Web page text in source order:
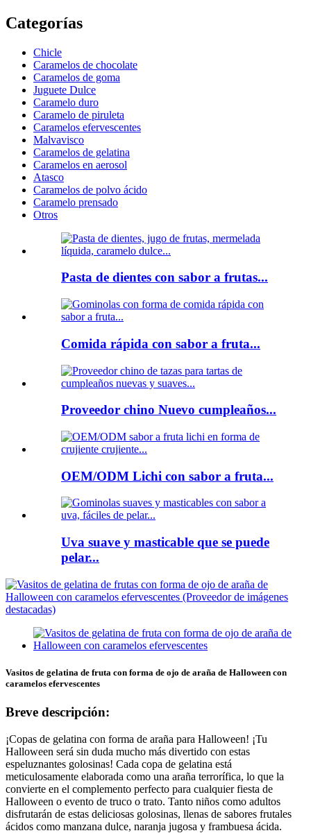
Categorías
Chicle
Caramelos de chocolate
Caramelos de goma
Juguete Dulce
Caramelo duro
Caramelo de piruleta
Caramelos efervescentes
Malvavisco
Caramelos de gelatina
Caramelos en aerosol
Atasco
Caramelos de polvo ácido
Caramelo prensado
Otros
Pasta de dientes con sabor a frutas...
Comida rápida con sabor a fruta...
Proveedor chino Nuevo cumpleaños...
OEM/ODM Lichi con sabor a fruta...
Uva suave y masticable que se puede
pelar...
Vasitos de gelatina de fruta con forma de ojo de araña de Halloween con
caramelos efervescentes
Breve descripción:
¡Copas de gelatina con forma de araña para Halloween! ¡Tu
Halloween será sin duda mucho más divertido con estas
espeluznantes golosinas! Cada copa de gelatina está
meticulosamente elaborada como una araña terrorífica, lo que la
convierte en el complemento perfecto para cualquier fiesta de
Halloween o evento de truco o trato. Tanto niños como adultos
disfrutarán de estas deliciosas golosinas, llenas de sabores frutales
ácidos como manzana dulce, naranja jugosa y frambuesa ácida.